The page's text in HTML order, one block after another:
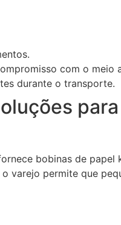
com o meio
durante o transporte.
bobinas de
varejo permite que